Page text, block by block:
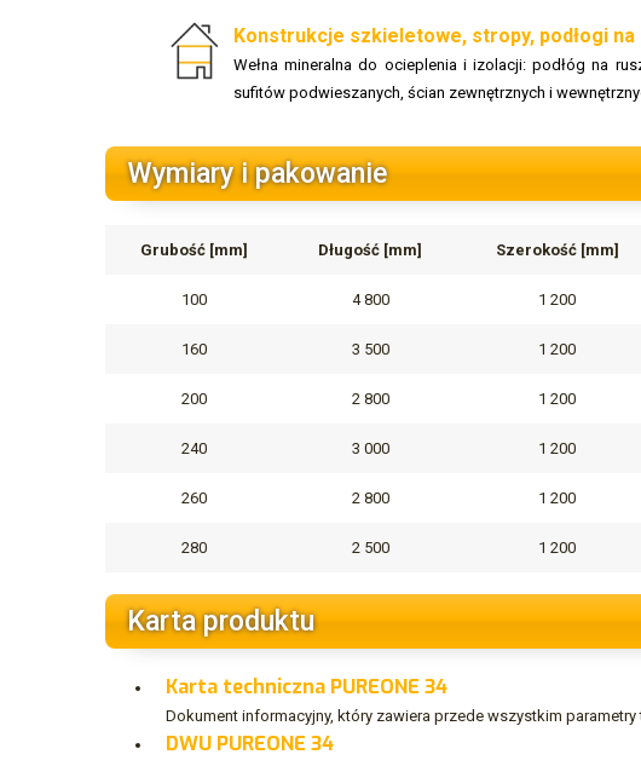
Konstrukcje szkieletowe, stropy, podłogi
Wełna mineralna do ocieplenia i izolacji: podłóg na
sufitów podwieszanych, ścian zewnętrznych i
Wymiary i pakowanie
Grubość [mm] Długość [mm] Szerokość [mm]
100 4 800 1 200
160 3 500 1 200
200 2 800 1 200
240 3 000 1 200
260 2 800 1 200
280 2 500 1 200
Karta produktu
Karta techniczna PUREONE 34
Dokument informacyjny, który zawiera przede wszystkim parametry
DWU PUREONE 34